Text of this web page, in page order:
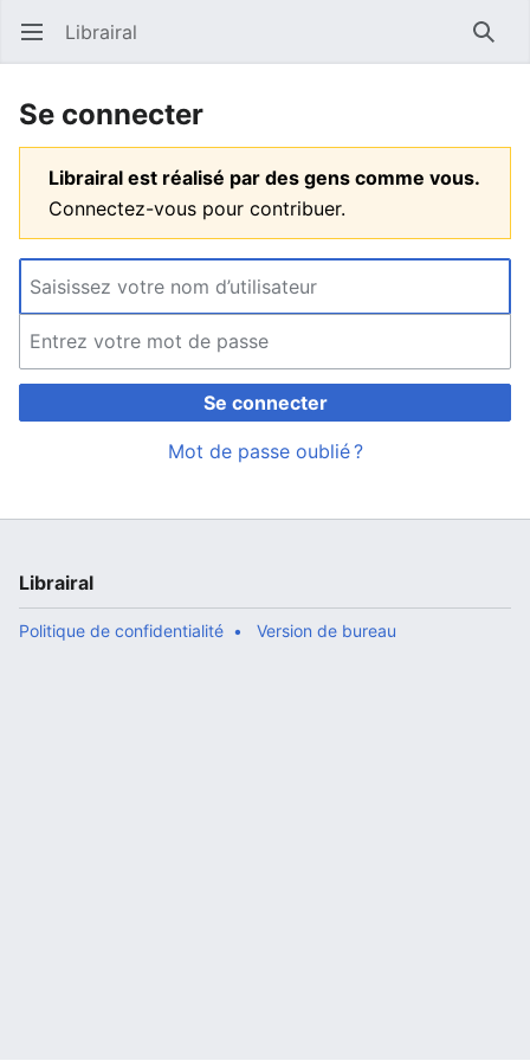
Ouvrir le menu principal Librairal
Se connecter
Librairal est réalisé par des gens comme vous.
Connectez-vous pour contribuer.
Se connecter
Mot de passe oublié ?
Librairal
Politique de confidentialité Version de bureau